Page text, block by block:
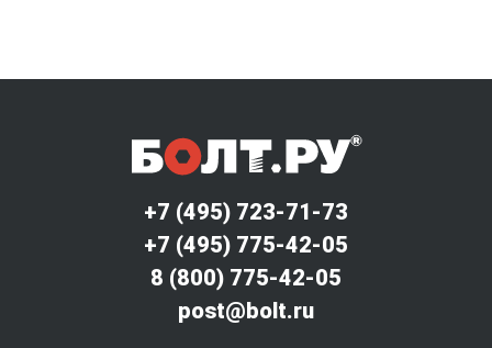
+7 (495) 723-71-73
+7 (495) 775-42-05
8 (800) 775-42-05
post@bolt.ru